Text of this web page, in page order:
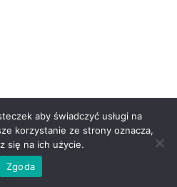
aby świadczyć usługi na
korzystanie ze strony oznacza,
się na ich użycie.
Zgoda